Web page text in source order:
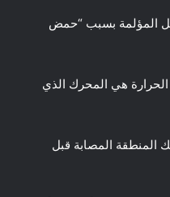
المؤلمة بسبب “حمض
وضع فوقها زجاجة ماء دافئ لمدة 45 دقيقة؛ هذه الحرارة هي المحرك الذي
المنطقة المصابة قبل